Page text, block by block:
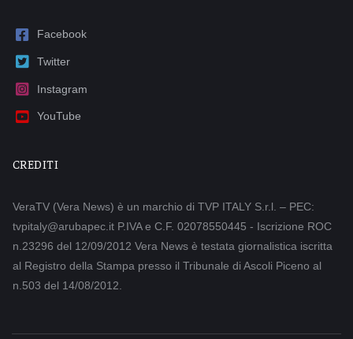
Facebook
Twitter
Instagram
YouTube
CREDITI
VeraTV (Vera News) è un marchio di TVP ITALY S.r.l. – PEC:
tvpitaly@arubapec.it P.IVA e C.F. 02078550445 - Iscrizione ROC
n.23296 del 12/09/2012 Vera News è testata giornalistica iscritta
al Registro della Stampa presso il Tribunale di Ascoli Piceno al
n.503 del 14/08/2012.